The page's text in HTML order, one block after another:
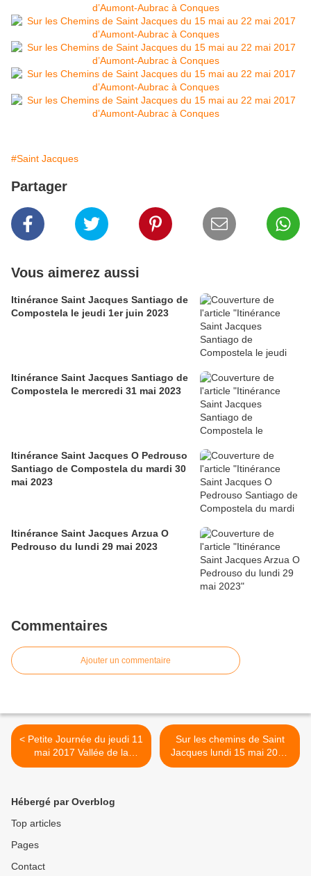
#Saint Jacques
Partager
Vous aimerez aussi
Itinérance Saint Jacques Santiago de
Compostela le jeudi 1er juin 2023
Itinérance Saint Jacques Santiago de
Compostela le mercredi 31 mai 2023
Itinérance Saint Jacques O Pedrouso
Santiago de Compostela du mardi 30
mai 2023
Itinérance Saint Jacques Arzua O
Pedrouso du lundi 29 mai 2023
Commentaires
Ajouter un commentaire
< Petite Journée du jeudi 11
mai 2017 Vallée de la
Bièvre et Maison Littéraire
Sur les chemins de Saint
Jacques lundi 15 mai 2017
>
Hébergé par Overblog
Top articles
Pages
Contact